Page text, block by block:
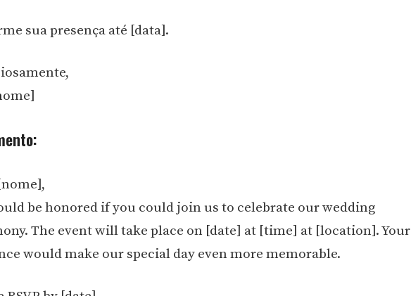
sua presença até [data].
be honored if you could join us to celebrate our wedding
The event will take place on [date] at [time] at [location]. Your
would make our special day even more memorable.